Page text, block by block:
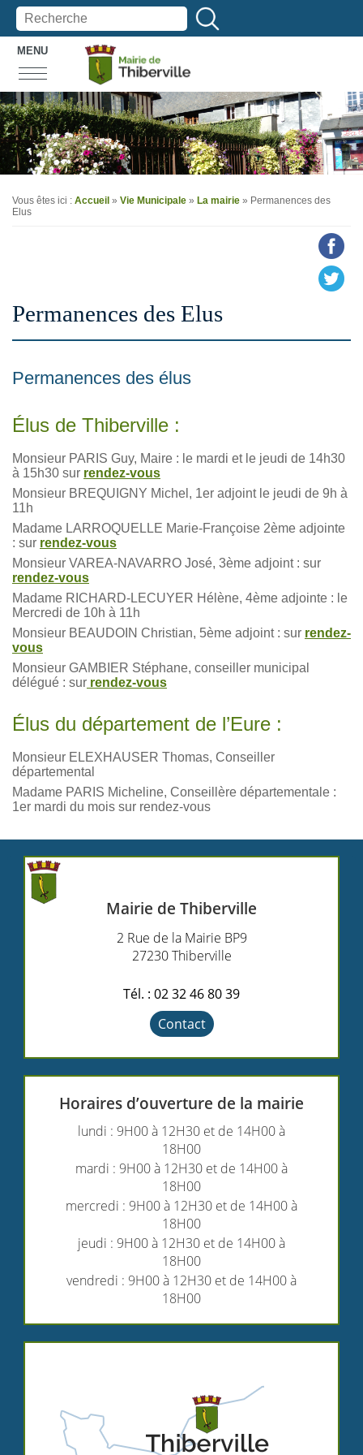
MENU
Vous êtes ici : Accueil » Vie Municipale » La mairie » Permanences des
Elus
Permanences des Elus
Permanences des élus
Élus de Thiberville :
Monsieur PARIS Guy, Maire : le mardi et le jeudi de 14h30
à 15h30 sur rendez-vous
Monsieur BREQUIGNY Michel, 1er adjoint le jeudi de 9h à
11h
Madame LARROQUELLE Marie-Françoise 2ème adjointe
: sur rendez-vous
Monsieur VAREA-NAVARRO José, 3ème adjoint : sur
rendez-vous
Madame RICHARD-LECUYER Hélène, 4ème adjointe : le
Mercredi de 10h à 11h
Monsieur BEAUDOIN Christian, 5ème adjoint : sur rendez-
vous
Monsieur GAMBIER Stéphane, conseiller municipal
délégué : sur rendez-vous
Élus du département de l’Eure :
Monsieur ELEXHAUSER Thomas, Conseiller
départemental
Madame PARIS Micheline, Conseillère départementale :
1er mardi du mois sur rendez-vous
Mairie de Thiberville
2 Rue de la Mairie BP9
27230 Thiberville
Tél. : 02 32 46 80 39
Contact
Horaires d’ouverture de la mairie
lundi : 9H00 à 12H30 et de 14H00 à
18H00
mardi : 9H00 à 12H30 et de 14H00 à
18H00
mercredi : 9H00 à 12H30 et de 14H00 à
18H00
jeudi : 9H00 à 12H30 et de 14H00 à
18H00
vendredi : 9H00 à 12H30 et de 14H00 à
18H00